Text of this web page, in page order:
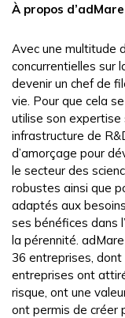
À propos
Avec une multitude
concurrentielles sur
devenir un chef de
vie. Pour que cela
utilise son expertise
infrastructure de
d’amorçage pour
le secteur des
robustes ainsi que
adaptés aux
ses bénéfices dans
la pérennité.
36 entreprises,
entreprises ont
risque, ont une
ont permis de créer